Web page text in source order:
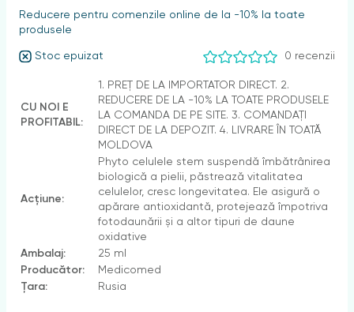
Reducere pentru comenzile online de la -10% la toate
produsele
Stoc epuizat 0 recenzii
CU NOI E
PROFITABIL:
1. PREȚ DE LA IMPORTATOR DIRECT. 2.
REDUCERE DE LA -10% LA TOATE PRODUSELE
LA COMANDA DE PE SITE. 3. COMANDAȚI
DIRECT DE LA DEPOZIT. 4. LIVRARE ÎN TOATĂ
MOLDOVA
Acțiune:
Phyto celulele stem suspendă îmbătrânirea
biologică a pielii, păstrează vitalitatea
celulelor, cresc longevitatea. Ele asigură o
apărare antioxidantă, protejează împotriva
fotodaunării și a altor tipuri de daune
oxidative
Ambalaj:
25 ml
Producător:
Medicomed
Țara:
Rusia